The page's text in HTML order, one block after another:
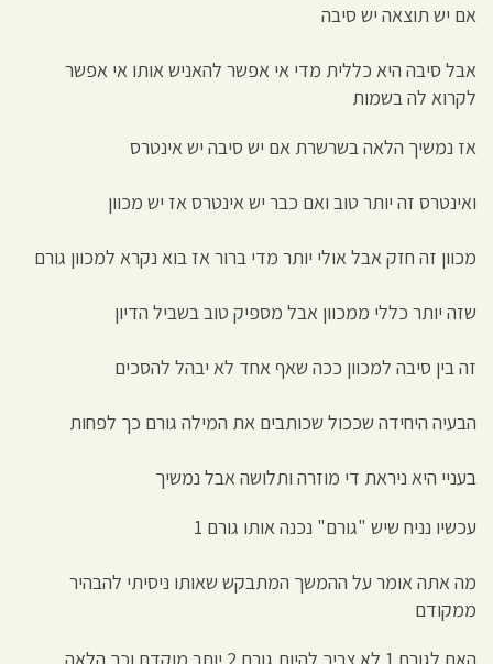
אם יש תוצאה יש סיבה
אבל סיבה היא כללית מדי אי אפשר להאניש אותו אי אפשר
לקרוא לה בשמות
אז נמשיך הלאה בשרשרת אם יש סיבה יש אינטרס
ואינטרס זה יותר טוב ואם כבר יש אינטרס אז יש מכוון
מכוון זה חזק אבל אולי יותר מדי ברור אז בוא נקרא למכוון גורם
שזה יותר כללי ממכוון אבל מספיק טוב בשביל הדיון
זה בין סיבה למכוון ככה שאף אחד לא יבהל להסכים
הבעיה היחידה שככול שכותבים את המילה גורם כך לפחות
בעניי היא ניראת די מוזרה ותלושה אבל נמשיך
עכשיו נניח שיש "גורם" נכנה אותו גורם 1
מה אתה אומר על ההמשך המתבקש שאותו ניסיתי להבהיר
ממקודם